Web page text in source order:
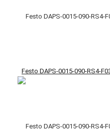
Festo DAPS-0015-090-RS4-